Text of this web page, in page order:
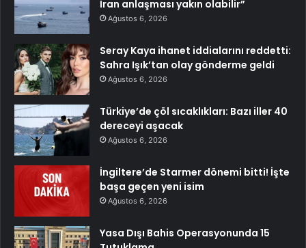
İran anlaşması yakın olabilir”
Ağustos 6, 2026
Seray Kaya ihanet iddialarını reddetti:
Sahra Işık’tan olay gönderme geldi
Ağustos 6, 2026
Türkiye’de çöl sıcaklıkları: Bazı iller 40
dereceyi aşacak
Ağustos 6, 2026
İngiltere’de Starmer dönemi bitti! İşte
başa geçen yeni isim
Ağustos 6, 2026
Yasa Dışı Bahis Operasyonunda 15